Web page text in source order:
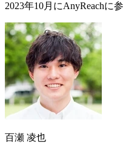
2023年10月にAnyReachに
百瀬 凌也